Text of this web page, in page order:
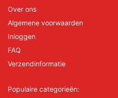
Over ons
Algemene voorwaarden
Inloggen
FAQ
Verzendinformatie
Populaire categorieën: